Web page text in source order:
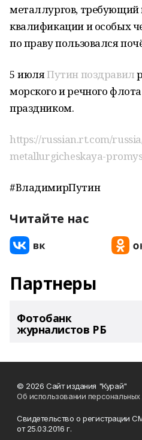
металлургов,
квалификации и особых
по праву пользовался
5 июляПутин поздравил
морского и речного
праздником.
https://russian.rt.com/
metallurgicheskaya-
#ВладимирПутин
Читайте нас
Партнеры
Фотобанк
журналистов РБ
© 2026 Сайт издания "Курай"
Об использовании персональных
Свидетельство о регистрации
от 25.03.2016 г.